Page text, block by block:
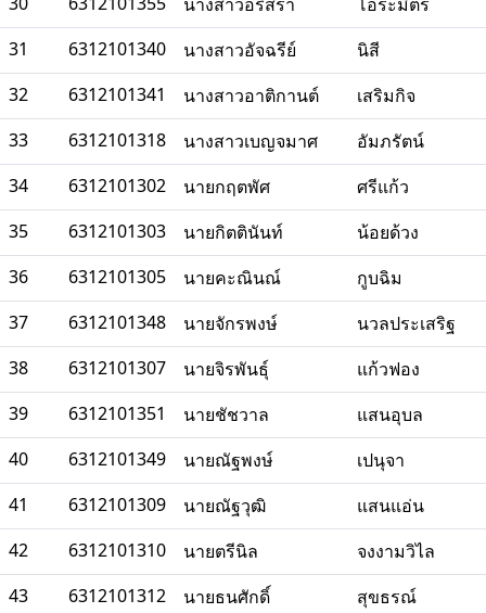
31
6312101340 นางสาวอัจฉรีย์
นิสี
32
6312101341 นางสาวอาติกานต์
เสริมกิจ
33
6312101318 นางสาวเบญจมาศ
อัมภรัตน์
34
6312101302 นายกฤตพัศ
ศรีแก้ว
35
6312101303 นายกิตตินันท์
น้อยด้วง
36
6312101305 นายคะณินณ์
กูบฉิม
37
6312101348 นายจักรพงษ์
นวลประเสริฐ
38
6312101307 นายจิรพันธุ์
แก้วฟอง
39
6312101351 นายชัชวาล
แสนอุบล
40
6312101349 นายณัฐพงษ์
เปนุจา
41
6312101309 นายณัฐวุฒิ
แสนแอ่น
42
6312101310 นายตรีนิล
จงงามวิไล
43
6312101312 นายธนศักดิ์
สุขธรณ์